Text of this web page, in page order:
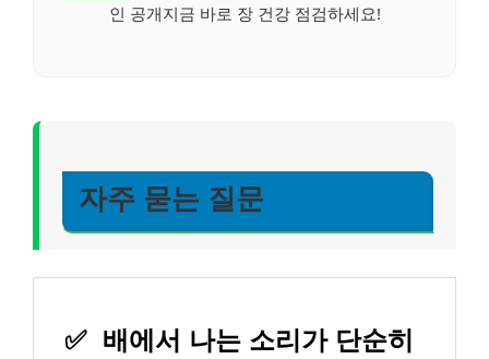
인 공개지금 바로 장 건강 점검하세요!
자주 묻는 질문
✅ 배에서 나는 소리가 단순히